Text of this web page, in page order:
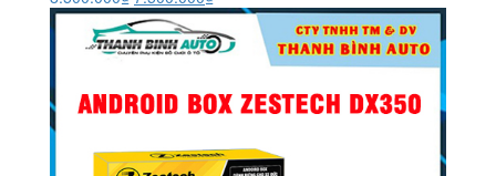
gốc
là:
8.500.000₫.
hiện
tại